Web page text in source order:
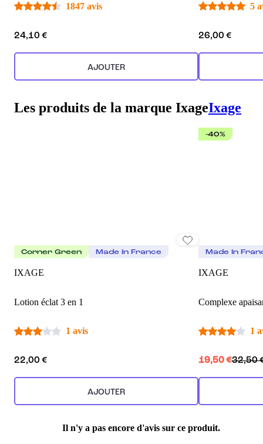
1847 avis
24,10 €
AJOUTER
5
26,00 €
Les produits de la marque IxageIxage
Corner Green Made In France
IXAGE
Lotion éclat 3 en 1
1 avis
22,00 €
AJOUTER
-40%
Made In
IXAGE
1
19,50 €32,50
Il n'y a pas encore d'avis sur ce produit.